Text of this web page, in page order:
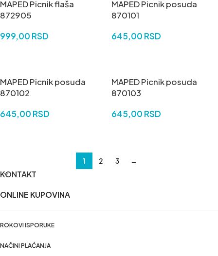
MAPED Picnik flaša
872905
999,00 RSD
MAPED Picnik posuda
870101
645,00 RSD
MAPED Picnik posuda
870102
645,00 RSD
MAPED Picnik posuda
870103
645,00 RSD
1 2 3 →
KONTAKT
ONLINE KUPOVINA
ROKOVI ISPORUKE
NAČINI PLAĆANJA